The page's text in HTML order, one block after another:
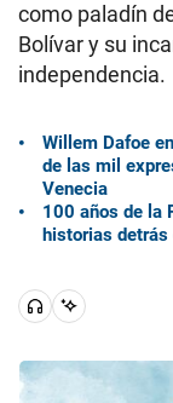
como paladín
Bolívar y su
independencia.
Willem Dafoe
de las mil
Venecia
100 años de la
historias detrás